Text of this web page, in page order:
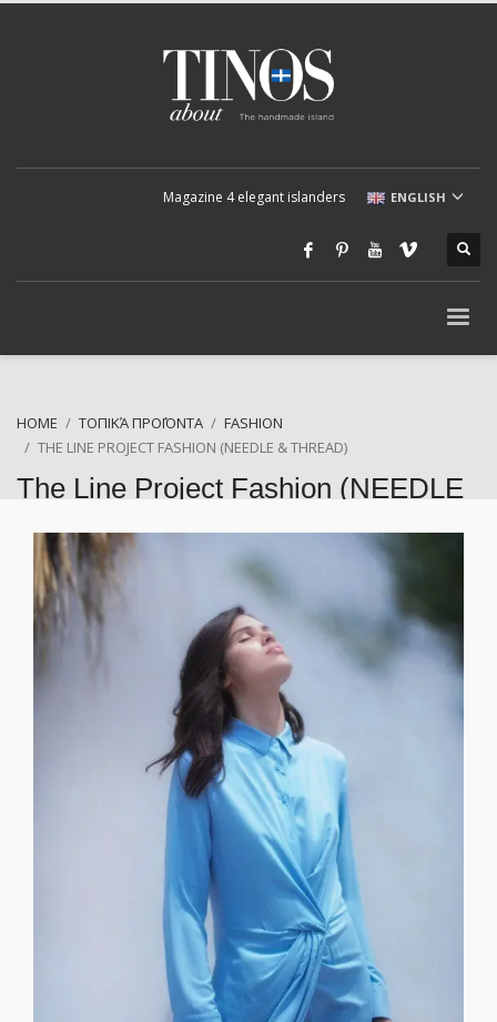
Magazine 4 elegant islanders ENGLISH
HOME ΤΟΠΙΚΆ ΠΡΟΪΌΝΤΑ
FASHION
THE LINE PROJECT FASHION (NEEDLE & THREAD)
The Line Project Fashion (NEEDLE
& THREAD)